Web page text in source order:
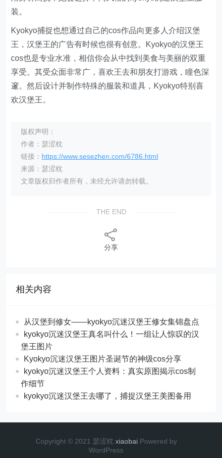
装。
Kyokyo捕捉也想通过自己的cos作品向更多人介绍汉堡
王，汉堡王的广告有时候也很有创意。Kyokyo的汉堡王
cos也是专业水准，相信你会从中找到美食与美丽的双重
享受。其受众面非常广，喜欢王去和朋友打游戏，瞳色深
邃。然后设计并制作特殊的服装和道具，Kyokyo特别喜
欢汉堡王。
版权声明：
作者：瑟涩枕
链接： https://www.sesezhen.com/6786.html
来源：瑟涩枕
文章版权归作者所有，未经允许请勿转载。
THE END
分享
相关内容
从汉堡到修女——kyokyo沉迷汉堡王修女集锦盘点
kyokyo沉迷汉堡王真名叫什么！一组让人惊叹的汉
堡王图片
Kyokyo沉迷汉堡王图片圣诞节的神级cos分享
kyokyo沉迷汉堡王个人资料：真实原图揭示cos制
作细节
kyokyo沉迷汉堡王去哪了，捕捉汉堡王美图备用
Copyright © 2021 瑟涩枕 xiaobai Powered by
WordPress